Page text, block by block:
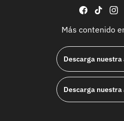
facebook
tiktok
Más contenido
Descarga nuestra
Descarga nuestra